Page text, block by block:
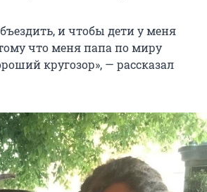
и чтобы дети у меня
что меня папа по миру
кругозор», — рассказал